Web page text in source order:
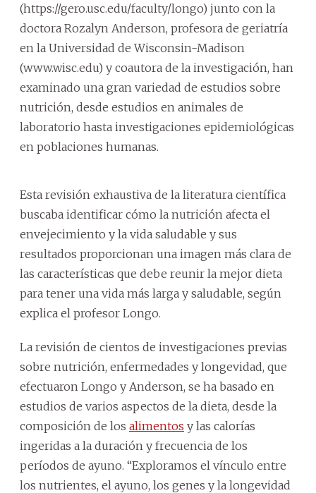
(https://gero.usc.edu/faculty/longo) junto con la
doctora Rozalyn Anderson, profesora de geriatría
en la Universidad de Wisconsin-Madison
(www.wisc.edu) y coautora de la investigación, han
examinado una gran variedad de estudios sobre
nutrición, desde estudios en animales de
laboratorio hasta investigaciones epidemiológicas
en poblaciones humanas.
Esta revisión exhaustiva de la literatura científica
buscaba identificar cómo la nutrición afecta el
envejecimiento y la vida saludable y sus
resultados proporcionan una imagen más clara de
las características que debe reunir la mejor dieta
para tener una vida más larga y saludable, según
explica el profesor Longo.
La revisión de cientos de investigaciones previas
sobre nutrición, enfermedades y longevidad, que
efectuaron Longo y Anderson, se ha basado en
estudios de varios aspectos de la dieta, desde la
composición de los alimentos y las calorías
ingeridas a la duración y frecuencia de los
períodos de ayuno. “Exploramos el vínculo entre
los nutrientes, el ayuno, los genes y la longevidad